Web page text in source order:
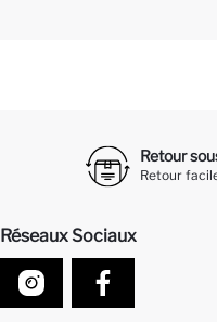
Retour
Retour
Réseaux Sociaux